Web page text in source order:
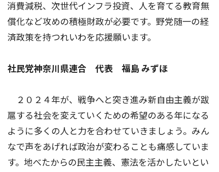
消費減税、次世代インフラ投資、人を育てる教育無
償化など攻めの積極財政が必要です。野党随一の経
済政策を持つれいわを応援願います。
社民党神奈川県連合 代表 福島 みずほ
２０２４年が、戦争へと突き進み新自由主義が跋
扈する社会を変えていくための希望のある年になる
ように多くの人と力を合わせていきましょう。みん
なで声をあげれば政治が変わることも痛感していま
す。地べたからの民主主義、憲法を活かしたいとい